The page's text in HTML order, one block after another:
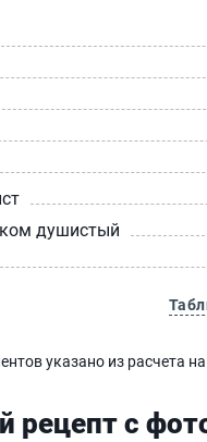
душистый
указано из расчета
рецепт с